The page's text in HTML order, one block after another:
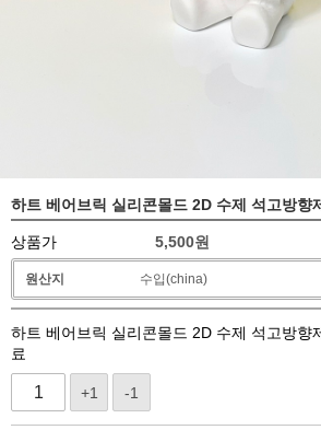
하트 베어브릭 실리콘몰드 2D 수제 석고방향
상품가 5,500원
원산지 수입(china)
하트 베어브릭 실리콘몰드 2D 수제 석고방향
료
+1 -1